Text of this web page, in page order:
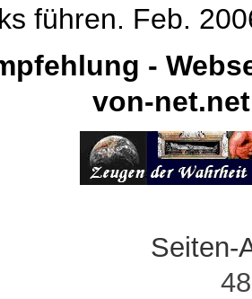
führen. Feb.
-
von-net.net
Seiten-